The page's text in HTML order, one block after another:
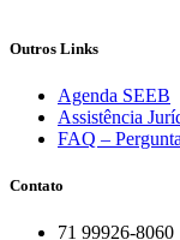
Outros Links
Agenda SEEB
Assistência
FAQ –
Contato
71 99926-8060